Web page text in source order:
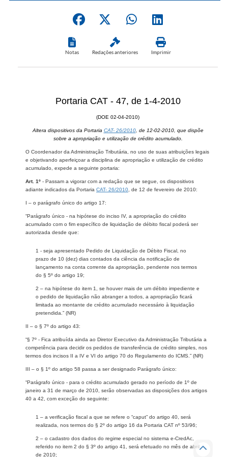
Notas Redações anteriores Imprimir
Portaria CAT - 47, de 1-4-2010
(DOE 02-04-2010)
Altera dispositivos da Portaria CAT- 26/2010, de 12-02-2010, que dispõe
sobre a apropriação e utilização de crédito acumulado.
O Coordenador da Administração Tributária, no uso de suas atribuições legais
e objetivando aperfeiçoar a disciplina de apropriação e utilização de crédito
acumulado, expede a seguinte portaria:
Art. 1º - Passam a vigorar com a redação que se segue, os dispositivos
adiante indicados da Portaria CAT- 26/2010 , de 12 de fevereiro de 2010:
I – o parágrafo único do artigo 17:
“Parágrafo único - na hipótese do inciso IV, a apropriação do crédito
acumulado com o fim específico de liquidação de débito fiscal poderá ser
autorizada desde que:
1 - seja apresentado Pedido de Liquidação de Débito Fiscal, no
prazo de 10 (dez) dias contados da ciência da notificação de
lançamento na conta corrente da apropriação, pendente nos termos
do § 5º do artigo 19;
2 – na hipótese do item 1, se houver mais de um débito impediente e
o pedido de liquidação não abranger a todos, a apropriação ficará
limitada ao montante de crédito acumulado necessário à liquidação
pretendida.” (NR)
II – o § 7º do artigo 43:
“§ 7º - Fica atribuída ainda ao Diretor Executivo da Administração Tributária a
competência para decidir os pedidos de transferência de crédito simples, nos
termos dos incisos II a IV e VI do artigo 70 do Regulamento do ICMS.” (NR)
III – o § 1º do artigo 58 passa a ser designado Parágrafo único:
“Parágrafo único - para o crédito acumulado gerado no período de 1º de
janeiro a 31 de março de 2010, serão observadas as disposições dos artigos
40 a 42, com exceção do seguinte:
1 – a verificação fiscal a que se refere o “caput” do artigo 40, será
realizada, nos termos do § 2º do artigo 16 da Portaria CAT nº 53/96;
2 – o cadastro dos dados do regime especial no sistema e-CredAc,
referido no item 2 do § 3º do artigo 41, será efetuado no mês de abril
de 2010;